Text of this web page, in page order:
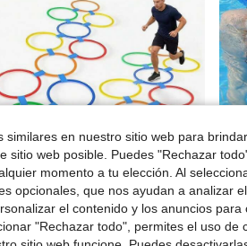
Ahorro de $0.13
similares en nuestro sitio web para
sitio web posible. Puedes "Rechazar
momento a tu elección. Al
opcionales, que nos ayudan a analizar
el contenido y los anuncios
"Rechazar todo", permites el uso de